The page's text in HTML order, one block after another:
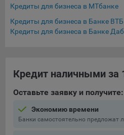
пользователей сайта.
Компании, которым мы
статистических cookies:
Льва Толстого, д. 16, 119021.
предоставляемый компанией
Google Data Protection Office,
Кредиты для бизнеса в МТбанке
Кредиты для бизнеса в Банке
Кредиты для бизнеса в Банке
Кредит наличными за
Оставьте заявку и получите:
Экономию времени
Банки самостоятельно предложат